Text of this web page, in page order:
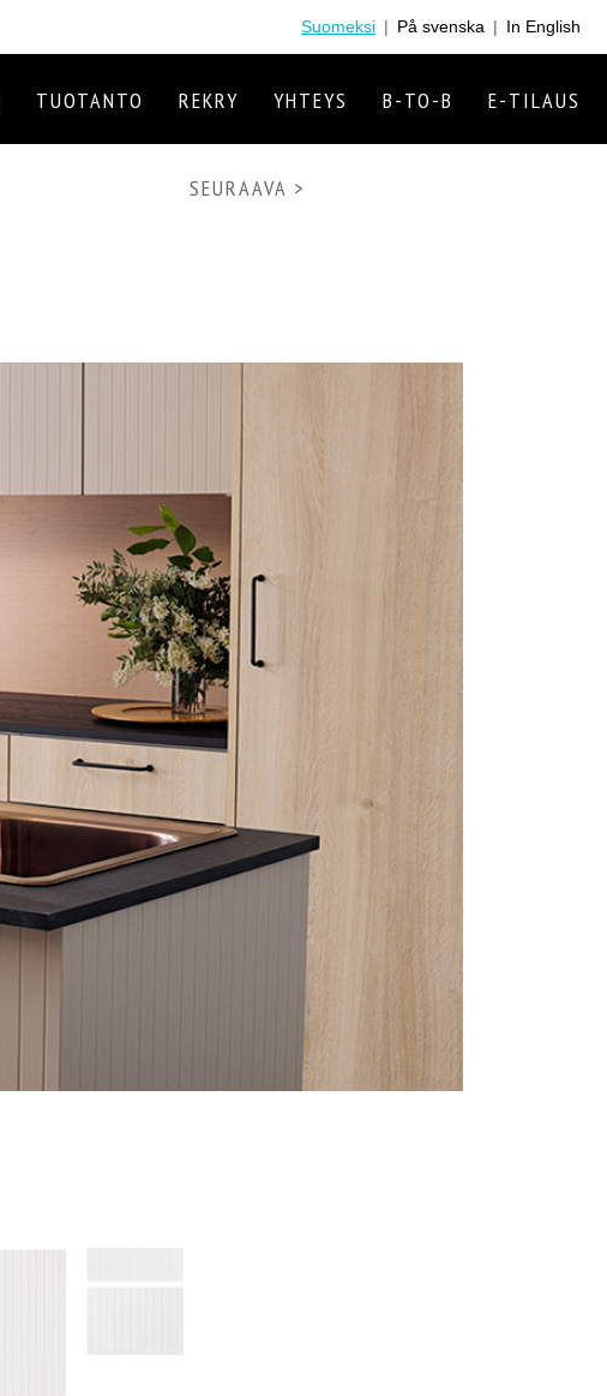
Suomeksi | På svenska | In English
TUOTANTO REKRY YHTEYS B-TO-B E-TILAUS
SEURAAVA >